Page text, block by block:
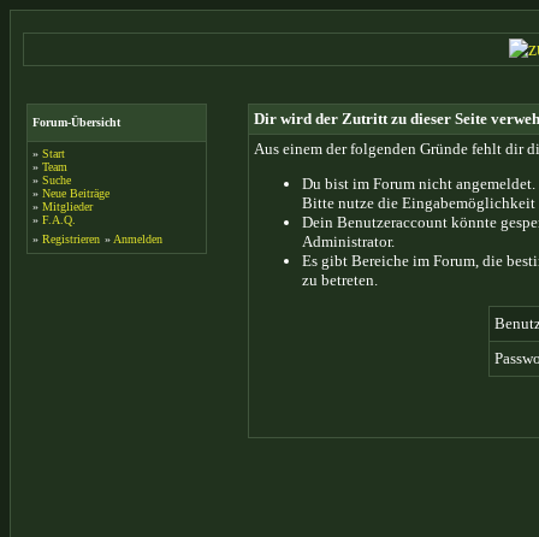
Forum-Übersicht
» Start
» Team
» Suche
» Neue Beiträge
» Mitglieder
» F.A.Q.
» Registrieren » Anmelden
Dir wird der Zutritt zu dieser Seite
Aus einem der folgenden Gründe fehlt dir
Du bist im Forum nicht
Bitte nutze die Eingabemöglichkeit
Dein Benutzeraccount könnte
Administrator.
Es gibt Bereiche im Forum, die
zu betreten.